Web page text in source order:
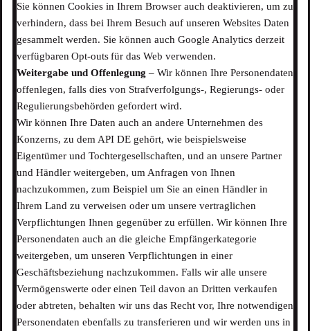
Sie können Cookies in Ihrem Browser auch deaktivieren, um zu
verhindern, dass bei Ihrem Besuch auf unseren Websites Daten
gesammelt werden. Sie können auch Google Analytics derzeit
verfügbaren Opt-outs für das Web verwenden.
Weitergabe und Offenlegung – Wir können Ihre Personendaten
offenlegen, falls dies von Strafverfolgungs-, Regierungs- oder
Regulierungsbehörden gefordert wird.
Wir können Ihre Daten auch an andere Unternehmen des
Konzerns, zu dem API DE gehört, wie beispielsweise
Eigentümer und Tochtergesellschaften, und an unsere Partner
und Händler weitergeben, um Anfragen von Ihnen
nachzukommen, zum Beispiel um Sie an einen Händler in
Ihrem Land zu verweisen oder um unsere vertraglichen
Verpflichtungen Ihnen gegenüber zu erfüllen. Wir können Ihre
Personendaten auch an die gleiche Empfängerkategorie
weitergeben, um unseren Verpflichtungen in einer
Geschäftsbeziehung nachzukommen. Falls wir alle unsere
Vermögenswerte oder einen Teil davon an Dritten verkaufen
oder abtreten, behalten wir uns das Recht vor, Ihre notwendigen
Personendaten ebenfalls zu transferieren und wir werden uns in